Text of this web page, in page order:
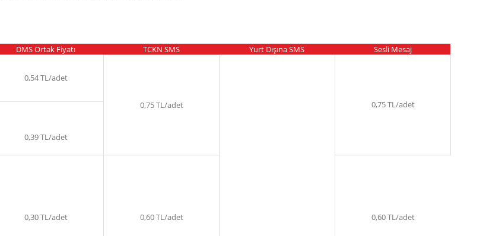
DMS Ortak Fiyatı TCKN SMS Yurt Dışına SMS Sesli Mesaj
0,54 TL/adet
0,75 TL/adet 0,75 TL/adet
0,39 TL/adet
0,30 TL/adet
0,60 TL/adet 0,60 TL/adet